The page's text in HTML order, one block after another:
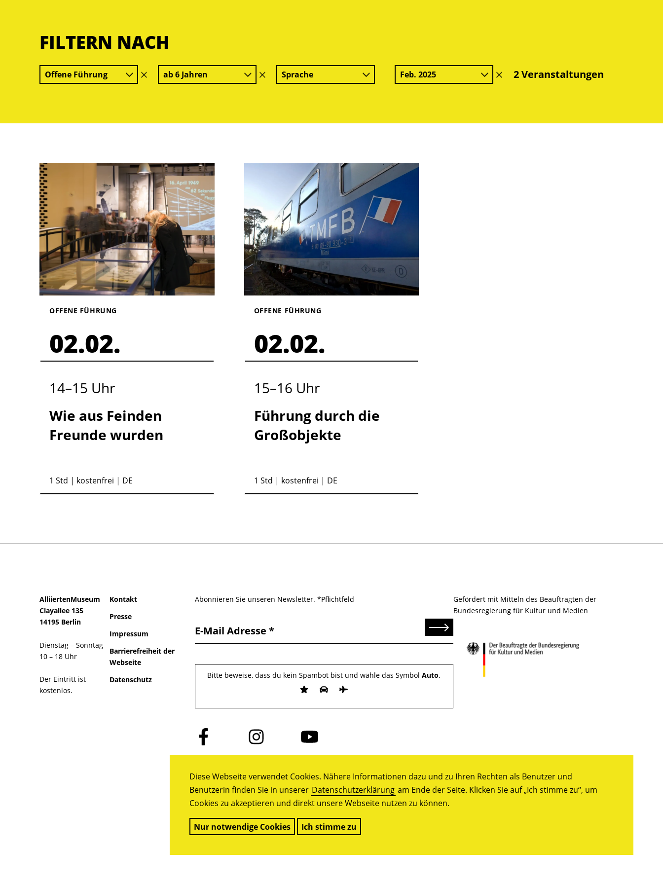
Diese Webseite verwendet Cookies. Nähere Informationen dazu und zu Ihren Rechten als Benutzer und
Benutzerin finden Sie in unserer Datenschutzerklärung am Ende der Seite. Klicken Sie auf „Ich stimme zu“, um
Cookies zu akzeptieren und direkt unsere Webseite nutzen zu können.
Nur notwendige Cookies Ich stimme zu
FILTERN NACH
Offene Führung
Filter
löschen
ab 6 Jahren
Filter
löschen
Sprache Feb. 2025
Filter2 Veranstaltungen
OFFENE FÜHRUNG
02.02.
14–15 Uhr
Wie aus Feinden
Freunde wurden
1 Std | kostenfrei | DE
OFFENE FÜHRUNG
02.02.
15–16 Uhr
Führung durch die
Großobjekte
1 Std | kostenfrei | DE
AlliiertenMuseum
Clayallee 135
14195 Berlin
Dienstag – Sonntag
10 – 18 Uhr
Der Eintritt ist
kostenlos.
Kontakt
Presse
Impressum
Barrierefreiheit der
Webseite
Datenschutz
Abonnieren Sie unseren Newsletter. *Pflichtfeld
E-Mail Adresse Senden
Bitte beweise, dass du kein Spambot bist und wähle das Symbol Auto.
Folge
uns
auf
Folge
uns
auf
Folge
uns
auf
Gefördert mit Mitteln des Beauftragten der
Bundesregierung für Kultur und Medien